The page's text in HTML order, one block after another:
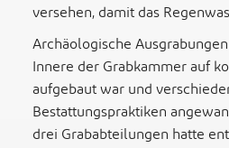
versehen, damit das
Archäologische
Innere der Grabkammer auf
aufgebaut war und
Bestattungspraktiken
drei Grababteilungen hatte